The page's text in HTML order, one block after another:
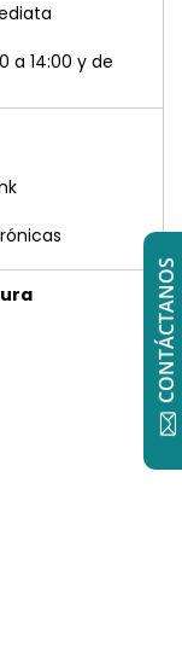
a 14:00 y de
CONTÁCTANOS